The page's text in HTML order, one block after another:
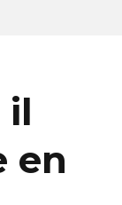
il
en